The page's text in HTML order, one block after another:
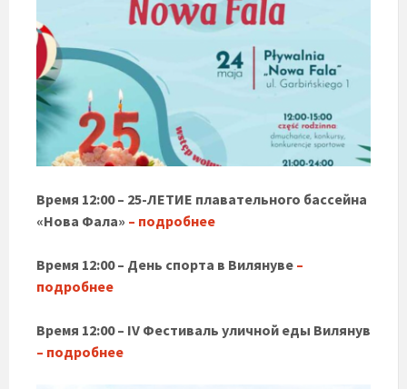
Время 12:00 – 25-ЛЕТИЕ плавательного бассейна
«Нова Фала» – подробнее
Время 12:00 – День спорта в Вилянуве –
подробнее
Время 12:00 – IV Фестиваль уличной еды Вилянув
– подробнее